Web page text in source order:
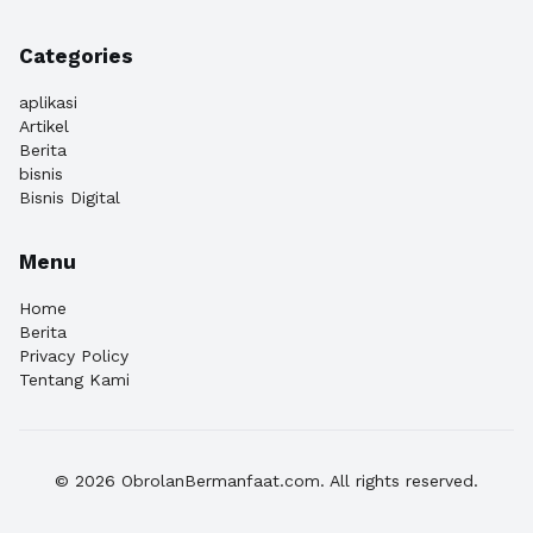
Categories
aplikasi
Artikel
Berita
bisnis
Bisnis Digital
Menu
Home
Berita
Privacy Policy
Tentang Kami
© 2026 ObrolanBermanfaat.com. All rights reserved.